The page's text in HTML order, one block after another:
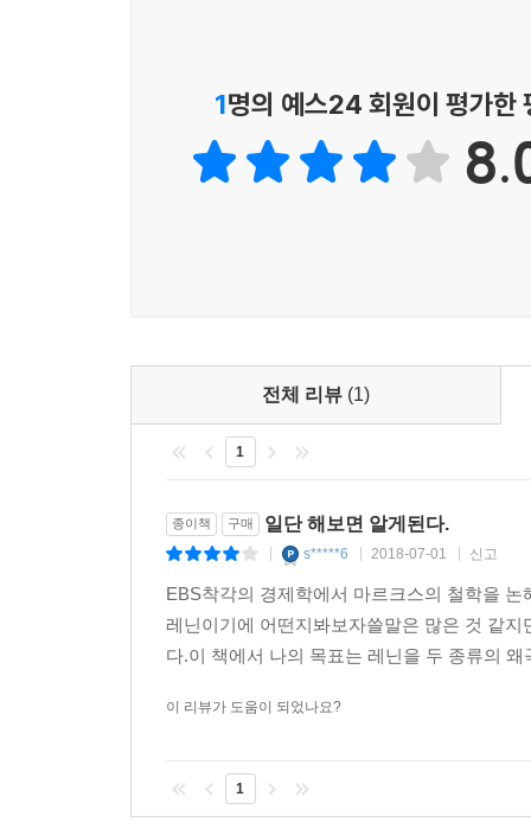
1명의 예스24 회원이 평가한
전체 리뷰 (1)
1
종이책 구매 일단 해보면 알게된다.
s*****6 2018-07-01 신고
EBS착각의 경제학에서 마르크스의 철학을
레닌이기에 어떤지봐보자쓸말은 많은 것 같
다.이 책에서 나의 목표는 레닌을 두 종류의
이 리뷰가 도움이 되었나요?
1